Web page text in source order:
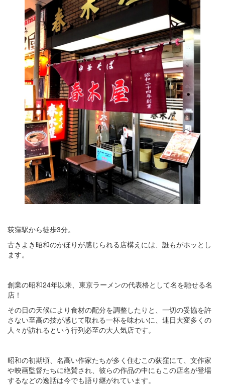
荻窪駅から徒歩3分。
古きよき昭和のかほりが感じられる店構えには、誰もがホッとし
ます。
創業の昭和24年以来、東京ラーメンの代表格として名を馳せる名
店！
その日の天候により食材の配分を調整したりと、一切の妥協を許
さない至高の技が感じて取れる一杯を味わいに、連日大変多くの
人々が訪れるという行列必至の大人気店です。
昭和の初期頃、名高い作家たちが多く住むこの荻窪にて、文作家
や映画監督たちに絶賛され、彼らの作品の中にもこの店名が登場
するなどの逸話は今でも語り継がれています。